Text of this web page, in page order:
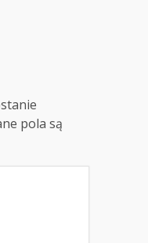
pola są